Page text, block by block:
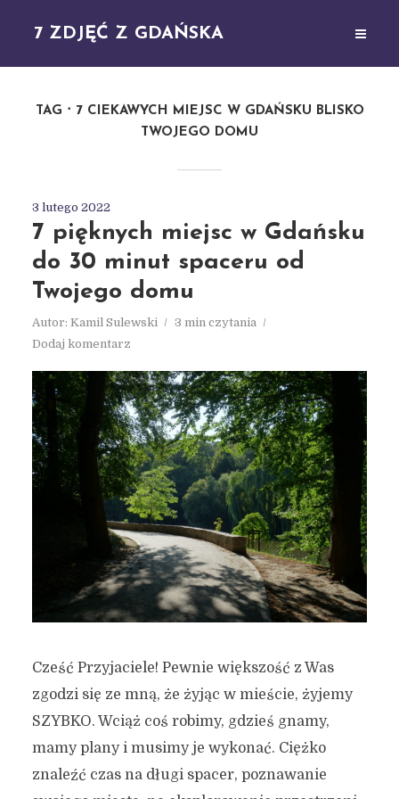
7 ZDJĘĆ Z GDAŃSKA
TAG
7 CIEKAWYCH MIEJSC W GDAŃSKU BLISKO
TWOJEGO DOMU
3 lutego 2022
7 pięknych miejsc w Gdańsku
do 30 minut spaceru od
Twojego domu
Autor: Kamil Sulewski
3 min czytania
Dodaj komentarz
Cześć Przyjaciele! Pewnie większość z Was
zgodzi się ze mną, że żyjąc w mieście, żyjemy
SZYBKO. Wciąż coś robimy, gdzieś gnamy,
mamy plany i musimy je wykonać. Ciężko
znaleźć czas na długi spacer, poznawanie